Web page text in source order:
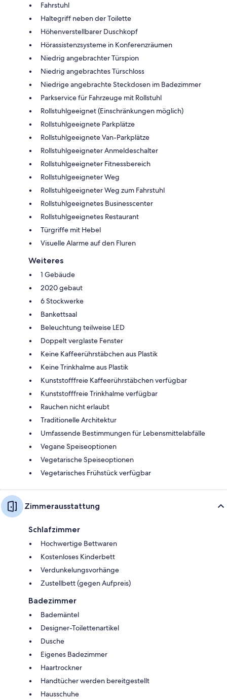
Fahrstuhl
Haltegriff neben der Toilette
Höhenverstellbarer Duschkopf
Hörassistenzsysteme in Konferenzräumen
Niedrig angebrachter Türspion
Niedrig angebrachtes Türschloss
Niedrige angebrachte Steckdosen im Badezimmer
Parkservice für Fahrzeuge mit Rollstuhl
Rollstuhlgeeignet (Einschränkungen möglich)
Rollstuhlgeeignete Parkplätze
Rollstuhlgeeignete Van-Parkplätze
Rollstuhlgeeigneter Anmeldeschalter
Rollstuhlgeeigneter Fitnessbereich
Rollstuhlgeeigneter Weg
Rollstuhlgeeigneter Weg zum Fahrstuhl
Rollstuhlgeeignetes Businesscenter
Rollstuhlgeeignetes Restaurant
Türgriffe mit Hebel
Visuelle Alarme auf den Fluren
Weiteres
1 Gebäude
2020 gebaut
6 Stockwerke
Bankettsaal
Beleuchtung teilweise LED
Doppelt verglaste Fenster
Keine Kaffeerührstäbchen aus Plastik
Keine Trinkhalme aus Plastik
Kunststofffreie Kaffeerührstäbchen verfügbar
Kunststofffreie Trinkhalme verfügbar
Rauchen nicht erlaubt
Traditionelle Architektur
Umfassende Bestimmungen für Lebensmittelabfälle
Vegane Speiseoptionen
Vegetarische Speiseoptionen
Vegetarisches Frühstück verfügbar
Zimmerausstattung
Schlafzimmer
Hochwertige Bettwaren
Kostenloses Kinderbett
Verdunkelungsvorhänge
Zustellbett (gegen Aufpreis)
Badezimmer
Bademäntel
Designer-Toilettenartikel
Dusche
Eigenes Badezimmer
Haartrockner
Handtücher werden bereitgestellt
Hausschuhe